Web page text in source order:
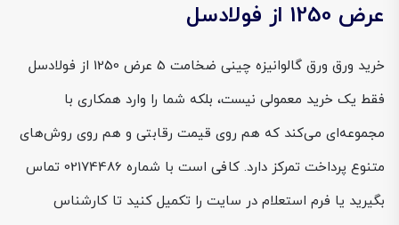
عرض 1250 از فولادسل
خرید ورق ورق گالوانیزه چینی ضخامت 5 عرض 1250 از فولادسل
فقط یک خرید معمولی نیست، بلکه شما را وارد همکاری با
مجموعه‌ای می‌کند که هم روی قیمت رقابتی و هم روی روش‌های
متنوع پرداخت تمرکز دارد. کافی است با شماره 02174486 تماس
بگیرید یا فرم استعلام در سایت را تکمیل کنید تا کارشناس